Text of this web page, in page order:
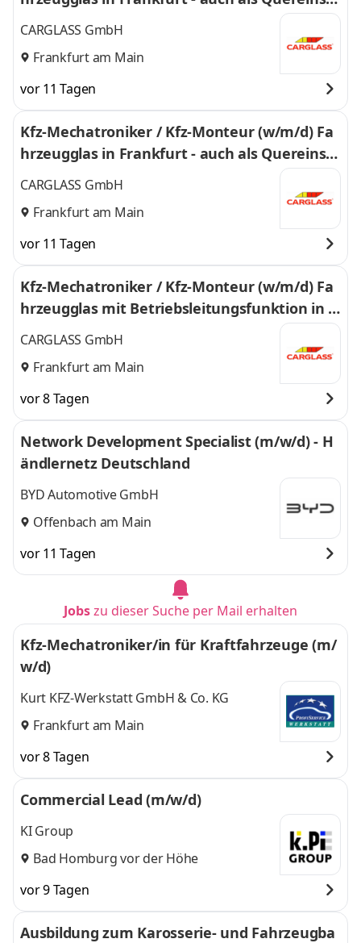
eg - 0232
CARGLASS GmbH
Frankfurt am Main
vor 11 Tagen
Kfz-Mechatroniker / Kfz-Monteur (w/m/d) Fa
hrzeugglas in Frankfurt - auch als Quereinsti
eg - 883
CARGLASS GmbH
Frankfurt am Main
vor 11 Tagen
Kfz-Mechatroniker / Kfz-Monteur (w/m/d) Fa
hrzeugglas mit Betriebsleitungsfunktion in F
rankfurt - 643
CARGLASS GmbH
Frankfurt am Main
vor 8 Tagen
Network Development Specialist (m/w/d) - H
ändlernetz Deutschland
BYD Automotive GmbH
Offenbach am Main
vor 11 Tagen
Jobszu dieser Suche per Mail erhalten
Kfz-Mechatroniker/in für Kraftfahrzeuge (m/
w/d)
Kurt KFZ-Werkstatt GmbH & Co. KG
Frankfurt am Main
vor 8 Tagen
Commercial Lead (m/w/d)
KI Group
Bad Homburg vor der Höhe
vor 9 Tagen
Ausbildung zum Karosserie- und Fahrzeugba